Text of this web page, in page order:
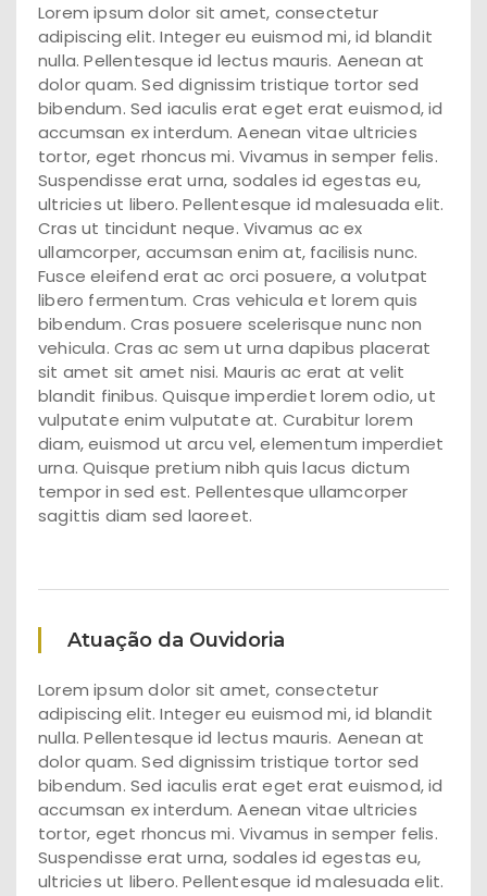
Lorem ipsum dolor sit amet, consectetur
adipiscing elit. Integer eu euismod mi, id blandit
nulla. Pellentesque id lectus mauris. Aenean at
dolor quam. Sed dignissim tristique tortor sed
bibendum. Sed iaculis erat eget erat euismod, id
accumsan ex interdum. Aenean vitae ultricies
tortor, eget rhoncus mi. Vivamus in semper felis.
Suspendisse erat urna, sodales id egestas eu,
ultricies ut libero. Pellentesque id malesuada elit.
Cras ut tincidunt neque. Vivamus ac ex
ullamcorper, accumsan enim at, facilisis nunc.
Fusce eleifend erat ac orci posuere, a volutpat
libero fermentum. Cras vehicula et lorem quis
bibendum. Cras posuere scelerisque nunc non
vehicula. Cras ac sem ut urna dapibus placerat
sit amet sit amet nisi. Mauris ac erat at velit
blandit finibus. Quisque imperdiet lorem odio, ut
vulputate enim vulputate at. Curabitur lorem
diam, euismod ut arcu vel, elementum imperdiet
urna. Quisque pretium nibh quis lacus dictum
tempor in sed est. Pellentesque ullamcorper
sagittis diam sed laoreet.
Atuação da Ouvidoria
Lorem ipsum dolor sit amet, consectetur
adipiscing elit. Integer eu euismod mi, id blandit
nulla. Pellentesque id lectus mauris. Aenean at
dolor quam. Sed dignissim tristique tortor sed
bibendum. Sed iaculis erat eget erat euismod, id
accumsan ex interdum. Aenean vitae ultricies
tortor, eget rhoncus mi. Vivamus in semper felis.
Suspendisse erat urna, sodales id egestas eu,
ultricies ut libero. Pellentesque id malesuada elit.